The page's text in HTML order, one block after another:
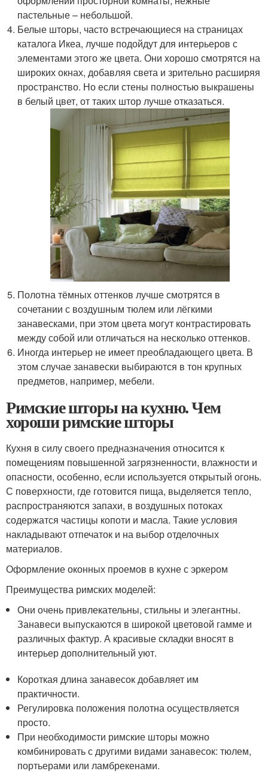
пастельные – небольшой.
Белые шторы, часто встречающиеся на страницах
каталога Икеа, лучше подойдут для интерьеров с
элементами этого же цвета. Они хорошо смотрятся на
широких окнах, добавляя света и зрительно расширяя
пространство. Но если стены полностью выкрашены
в белый цвет, от таких штор лучше отказаться.
Полотна тёмных оттенков лучше смотрятся в
сочетании с воздушным тюлем или лёгкими
занавесками, при этом цвета могут контрастировать
между собой или отличаться на несколько оттенков.
Иногда интерьер не имеет преобладающего цвета. В
этом случае занавески выбираются в тон крупных
предметов, например, мебели.
Римские шторы на кухню. Чем
хороши римские шторы
Кухня в силу своего предназначения относится к
помещениям повышенной загрязненности, влажности и
опасности, особенно, если используется открытый огонь.
С поверхности, где готовится пища, выделяется тепло,
распространяются запахи, в воздушных потоках
содержатся частицы копоти и масла. Такие условия
накладывают отпечаток и на выбор отделочных
материалов.
Оформление оконных проемов в кухне с эркером
Преимущества римских моделей:
Они очень привлекательны, стильны и элегантны.
Занавеси выпускаются в широкой цветовой гамме и
различных фактур. А красивые складки вносят в
интерьер дополнительный уют.
Короткая длина занавесок добавляет им
практичности.
Регулировка положения полотна осуществляется
просто.
При необходимости римские шторы можно
комбинировать с другими видами занавесок: тюлем,
портьерами или ламбрекенами.